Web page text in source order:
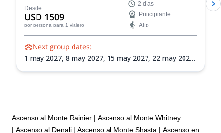
Shasta por Avalanche Gulch. Disfruta del increíble
paisaje alpino de la cadena montañosa Cascade de
California y aprende habilidades de montañismo
importantes en el camino.
Desde
USD 1509
por persona para 1 viajero
2 días
Principiante
Alto
Next group dates:
1 may 2027, 8 may 2027, 15 may 2027, 22 may 2027,
Ascenso al Monte Rainier | Ascenso al Monte Whitney
| Ascenso al Denali | Ascenso al Monte Shasta | Ascenso en